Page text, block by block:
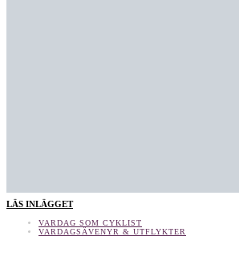
LÄS INLÄGGET
VARDAG SOM CYKLIST
VARDAGSÄVENYR & UTFLYKTER